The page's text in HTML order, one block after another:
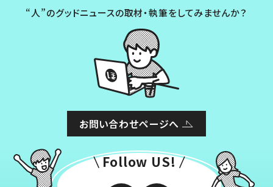
“人”のグッドニュースの取材・執筆をしてみませんか？
お問い合わせページへ
Follow US!